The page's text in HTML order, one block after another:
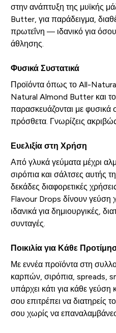
στην ανάπτυξη της μυϊκής
Butter, για παράδειγμα,
πρωτεΐνη — ιδανικό για
άθλησης.
Φυσικά Συστατικά
Προϊόντα όπως το All-
Natural Almond Butter και
παρασκευάζονται με φυσικά
πρόσθετα. Γνωρίζεις
Ευελιξία στη Χρήση
Από γλυκά γεύματα μέχρι
σιρόπια και σάλτσες αυτής
δεκάδες διαφορετικές
Flavour Drops δίνουν γεύση
ιδανικά για δημιουργικές,
συνταγές.
Ποικιλία για Κάθε
Με εννέα προϊόντα στη
καρπών, σιρόπια, spreads,
υπάρχει κάτι για κάθε γεύση
σου επιτρέπει να διατηρείς
σου χωρίς να